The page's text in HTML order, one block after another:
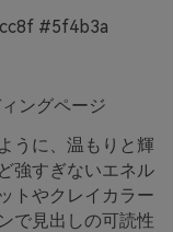
#5f4b3a
ングページ
うに、温もりと輝
強すぎないエネル
トやクレイカラー
で見出しの可読性